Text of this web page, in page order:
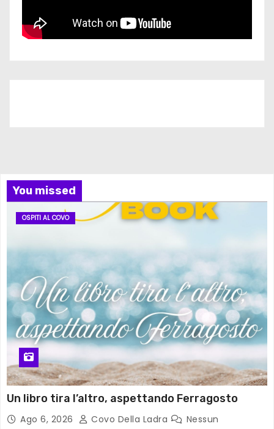
You missed
OSPITI AL COVO
Un libro tira l’altro, aspettando Ferragosto
Ago 6, 2026 Covo Della Ladra
Nessun